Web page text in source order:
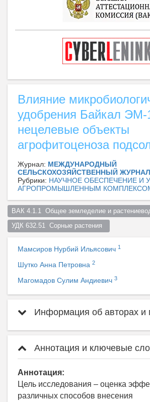
Влияние
удобрения Байкал ЭМ-
нецелевые объекты
агрофитоценоза
Журнал: МЕЖДУНАРОДНЫЙ
СЕЛЬСКОХОЗЯЙСТВЕННЫЙ ЖУРНАЛ
Рубрики: НАУЧНОЕ ОБЕСПЕЧЕНИЕ И
АГРОПРОМЫШЛЕННЫМ
ВАК 4.1.1  Общее земледелие и
УДК 632.51  Сорные растения
Мамсиров Нурбий Ильясович 1
Шутко Анна Петровна 2
Магомадов Сулим Андиевич 3
Информация об авторах и
Аннотация и ключевые
Аннотация:
Цель исследования – оценка
различных способов внесения